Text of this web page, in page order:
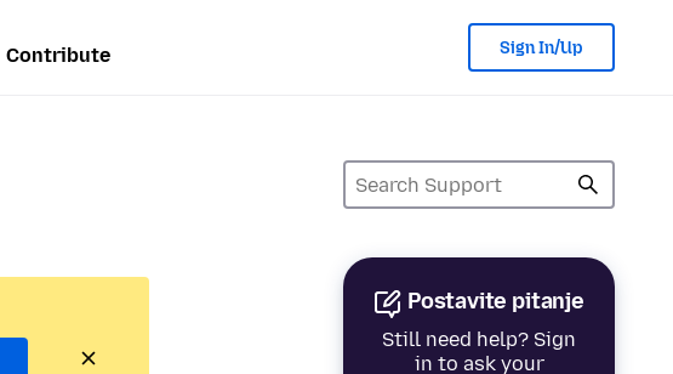
Contribute Sign In/Up
Postavite pitanje
Still need help? Sign
in to ask your